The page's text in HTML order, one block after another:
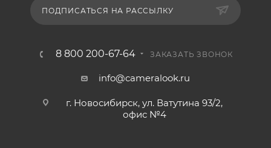
ПОДПИСАТЬСЯ НА РАССЫЛКУ
8 800 200-67-64 ЗАКАЗАТЬ ЗВОНОК
info@cameralook.ru
г. Новосибирск, ул. Ватутина 93/2,
офис №4